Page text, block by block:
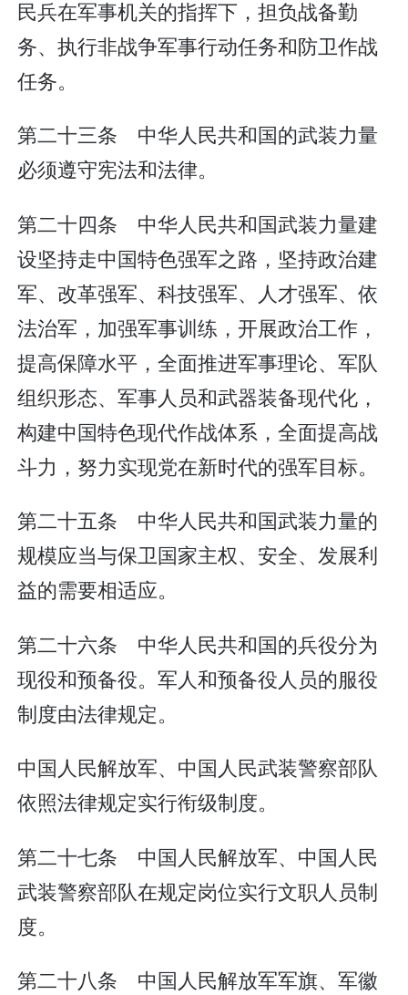
民兵在军事机关的指挥下，担负战备勤
务、执行非战争军事行动任务和防卫作战
任务。
第二十三条 中华人民共和国的武装力量
必须遵守宪法和法律。
第二十四条 中华人民共和国武装力量建
设坚持走中国特色强军之路，坚持政治建
军、改革强军、科技强军、人才强军、依
法治军，加强军事训练，开展政治工作，
提高保障水平，全面推进军事理论、军队
组织形态、军事人员和武器装备现代化，
构建中国特色现代作战体系，全面提高战
斗力，努力实现党在新时代的强军目标。
第二十五条 中华人民共和国武装力量的
规模应当与保卫国家主权、安全、发展利
益的需要相适应。
第二十六条 中华人民共和国的兵役分为
现役和预备役。军人和预备役人员的服役
制度由法律规定。
中国人民解放军、中国人民武装警察部队
依照法律规定实行衔级制度。
第二十七条 中国人民解放军、中国人民
武装警察部队在规定岗位实行文职人员制
度。
第二十八条 中国人民解放军军旗、军徽